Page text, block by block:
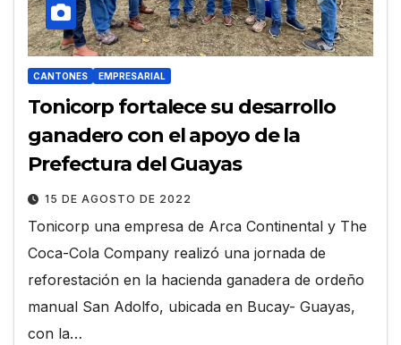
CANTONES EMPRESARIAL
Tonicorp fortalece su desarrollo
ganadero con el apoyo de la
Prefectura del Guayas
15 DE AGOSTO DE 2022
Tonicorp una empresa de Arca Continental y The
Coca-Cola Company realizó una jornada de
reforestación en la hacienda ganadera de ordeño
manual San Adolfo, ubicada en Bucay- Guayas,
con la…